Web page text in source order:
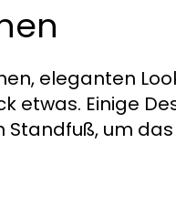
eleganten
etwas. Einige
Standfuß, um